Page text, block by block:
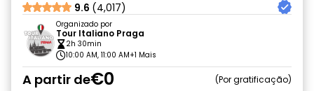
9.6 (4,017)
Organizado por
Tour Italiano Praga
2h 30min
10:00 AM, 11:00 AM+1 Mais
A partir de€0 Por gratificação